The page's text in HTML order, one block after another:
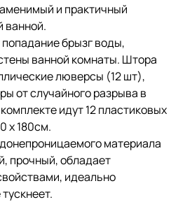
и практичный
ванной.
брызг воды,
ванной комнаты. Штора
люверсы (12 шт),
от случайного разрыва в
идут 12 пластиковых
х 180см.
материала
прочный, обладает
идеально